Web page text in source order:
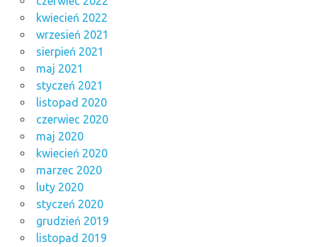
kwiecień 2022
wrzesień 2021
sierpień 2021
maj 2021
styczeń 2021
listopad 2020
czerwiec 2020
maj 2020
kwiecień 2020
marzec 2020
luty 2020
styczeń 2020
grudzień 2019
listopad 2019